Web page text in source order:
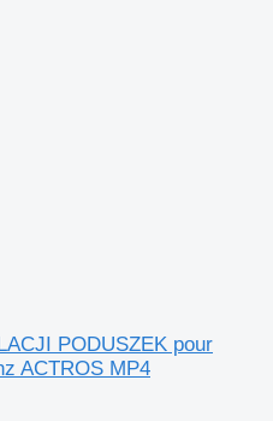
PODUSZEK pour
ACTROS MP4